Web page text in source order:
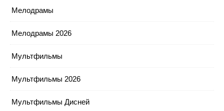
Мелодрамы
Мелодрамы 2026
Мультфильмы
Мультфильмы 2026
Мультфильмы Дисней